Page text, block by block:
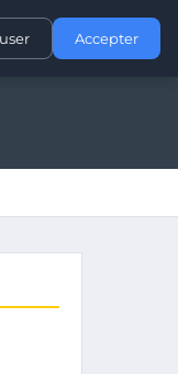
FISCALITÉ
Accepter